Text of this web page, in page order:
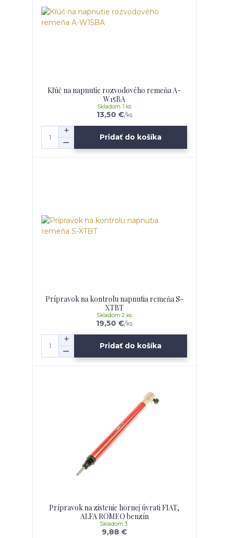
Kľúč na napnutie rozvodového remeňa A-
W15BA
13,50 €/ks
Skladom 1 ks
Pridať do košíka
Prípravok na kontrolu napnutia remeňa S-
XTBT
19,50 €/ks
Skladom 2 ks
Pridať do košíka
Prípravok na zistenie hornej úvrati FIAT,
ALFA ROMEO benzín
9,88 €
Skladom 3